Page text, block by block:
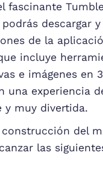
fascinante
descargar
de la
incluye
e imágenes en
una experiencia
y muy divertida.
del
las